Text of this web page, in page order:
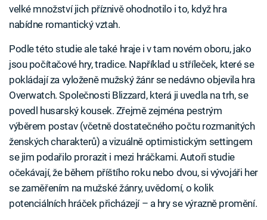
velké množství jich příznivě ohodnotilo i to, když hra
nabídne romantický vztah.
Podle této studie ale také hraje i v tam novém oboru, jako
jsou počítačové hry, tradice. Například u stříleček, které se
pokládají za vyloženě mužský žánr se nedávno objevila hra
Overwatch. Společnosti Blizzard, která ji uvedla na trh, se
povedl husarský kousek. Zřejmě zejména pestrým
výběrem postav (včetně dostatečného počtu rozmanitých
ženských charakterů) a vizuálně optimistickým settingem
se jim podařilo prorazit i mezi hráčkami. Autoři studie
očekávají, že během příštího roku nebo dvou, si vývojáři her
se zaměřením na mužské žánry, uvědomí, o kolik
potenciálních hráček přicházejí – a hry se výrazně promění.